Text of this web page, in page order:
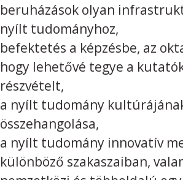
beruházások olyan
nyílt tudományhoz,
befektetés a képzésbe, az
hogy lehetővé tegye a
részvételt,
a nyílt tudomány
összehangolása,
a nyílt tudomány innovatív
különböző szakaszaiban,